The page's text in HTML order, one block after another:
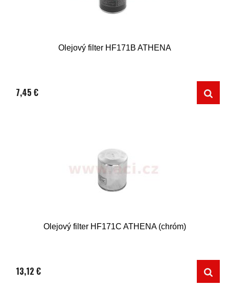
Olejový filter HF171B ATHENA
7,45 €
Olejový filter HF171C ATHENA (chróm)
13,12 €